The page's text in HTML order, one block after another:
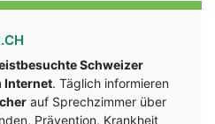
Schweizer
Internet. Täglich informieren
auf Sprechzimmer über
Prävention, Krankheit